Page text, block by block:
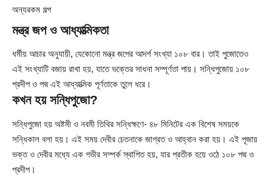
অন্যরকম গল্প
মন্ত্র জপ ও আধ্যাত্মিকতা
ধর্মীয় আচার অনুযায়ী, যেকোনো মন্ত্র জপের আদর্শ সংখ্যা ১০৮ বার। তাই পুজোতেও
এই সংখ্যাটি বজায় রাখা হয়, যাতে ভক্তের সাধনা সম্পূর্ণতা পায়। সন্ধিপুজোয় ১০৮
প্রদীপ ও পদ্ম এই আধ্যাত্মিক পূর্ণতাকে তুলে ধরে।
কখন হয় সন্ধিপুজো?
সন্ধিপুজো হয় অষ্টমী ও নবমী তিথির সন্ধিক্ষণে- ৪৮ মিনিটের এক বিশেষ সময়কে
সন্ধিকাল বলা হয়। এই সময় দেবীর চেতনাকে জাগ্রত ও আহ্বান করা হয়। এই পূজায়
ভক্ত ও দেবীর মধ্যে এক গভীর সম্পর্ক স্থাপিত হয়, যার প্রতীক হয়ে ওঠে ১০৮ পদ্ম ও
প্রদীপ।